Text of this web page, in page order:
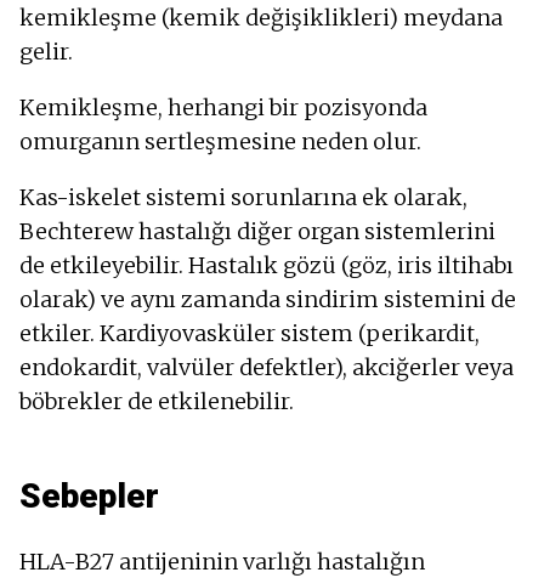
kemikleşme (kemik değişiklikleri) meydana
gelir.
Kemikleşme, herhangi bir pozisyonda
omurganın sertleşmesine neden olur.
Kas-iskelet sistemi sorunlarına ek olarak,
Bechterew hastalığı diğer organ sistemlerini
de etkileyebilir. Hastalık gözü (göz, iris iltihabı
olarak) ve aynı zamanda sindirim sistemini de
etkiler. Kardiyovasküler sistem (perikardit,
endokardit, valvüler defektler), akciğerler veya
böbrekler de etkilenebilir.
Sebepler
HLA-B27 antijeninin varlığı hastalığın